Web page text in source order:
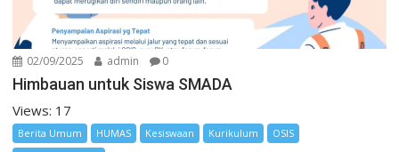
02/09/2025 admin 0
Himbauan untuk Siswa SMADA
Views: 17
Berita Umum HUMAS Kesiswaan Kurikulum
OSIS